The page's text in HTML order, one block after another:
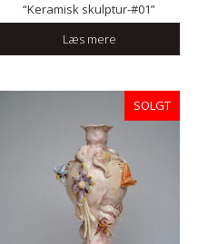
“Keramisk skulptur-#01”
Læs mere
SOLGT